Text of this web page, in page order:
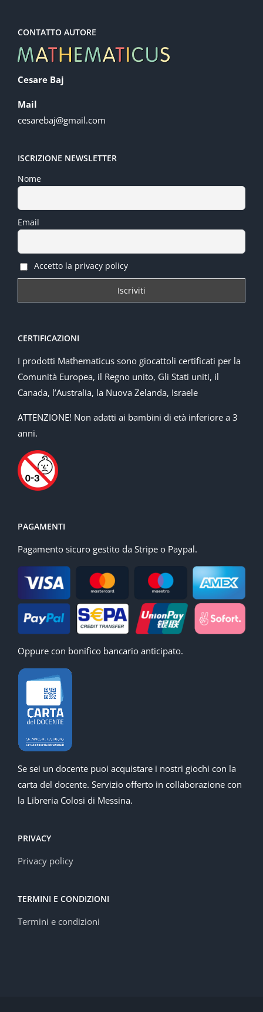
CONTATTO AUTORE
Cesare Baj
Mail
cesarebaj@gmail.com
ISCRIZIONE NEWSLETTER
Nome
Email
Accetto la privacy policy
CERTIFICAZIONI
I prodotti Mathematicus sono giocattoli certificati per la
Comunità Europea, il Regno unito, Gli Stati uniti, il
Canada, l’Australia, la Nuova Zelanda, Israele
ATTENZIONE! Non adatti ai bambini di età inferiore a 3
anni.
PAGAMENTI
Pagamento sicuro gestito da Stripe o Paypal.
Oppure con bonifico bancario anticipato.
Se sei un docente puoi acquistare i nostri giochi con la
carta del docente. Servizio offerto in collaborazione con
la Libreria Colosi di Messina.
PRIVACY
Privacy policy
TERMINI E CONDIZIONI
Termini e condizioni